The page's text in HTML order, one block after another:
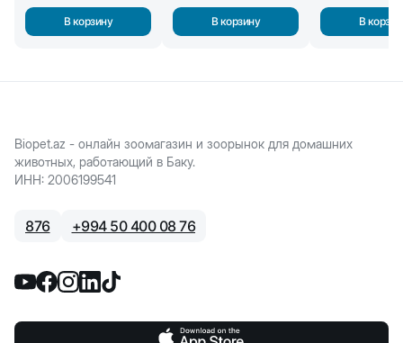
В корзину В корзину В
Biopet.az - онлайн зоомагазин и зоорынок для домашних
животных, работающий в Баку.
ИНН: 2006199541
876 +994 50 400 08 76